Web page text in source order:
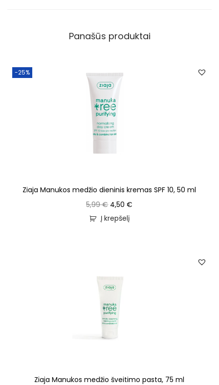
Panašūs produktai
-25%
Ziaja Manukos medžio dieninis kremas SPF 10, 50 ml
5,99€ 4,50€
Į krepšelį
Ziaja Manukos medžio šveitimo pasta, 75 ml